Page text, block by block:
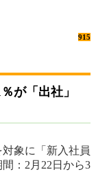
915
が「出社」
象に「新入社員
：2月22日から3